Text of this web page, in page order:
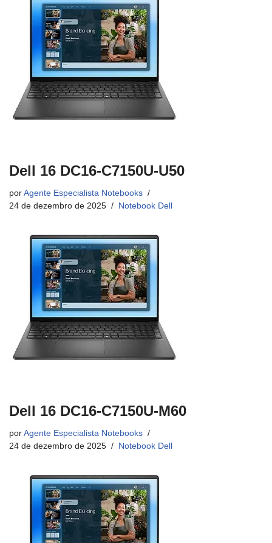
Dell 16 DC16-C7150U-U50
por Agente Especialista Notebooks
24 de dezembro de 2025
Notebook Dell
Dell 16 DC16-C7150U-M60
por Agente Especialista Notebooks
24 de dezembro de 2025
Notebook Dell